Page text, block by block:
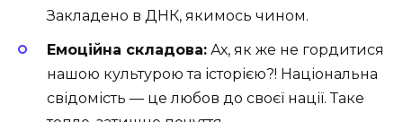
Закладено в ДНК, якимось чином.
Емоційна складова: Ах, як же не гордитися
нашою культурою та історією?! Національна
свідомість — це любов до своєї нації. Таке